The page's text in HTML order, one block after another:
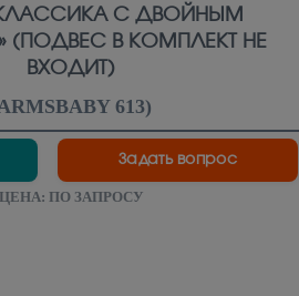
С ДВОЙНЫМ
(ПОДВЕС В КОМПЛЕКТ НЕ
ВХОДИТ)
613)
Задать вопрос
ЦЕНА: ПО ЗАПРОСУ